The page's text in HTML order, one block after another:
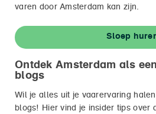
varen door Amsterdam kan zijn.
Sloep
Ontdek Amsterdam als
blogs
Wil je alles uit je vaarervaring
blogs! Hier vind je insider tips over